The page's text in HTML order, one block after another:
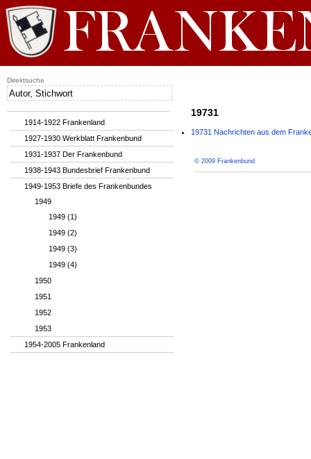
19731
19731 Nachrichten aus dem
© 2009 Frankenbund
1914-1922 Frankenland
1927-1930 Werkblatt Frankenbund
1931-1937 Der Frankenbund
1938-1943 Bundesbrief Frankenbund
1949-1953 Briefe des Frankenbundes
1949
1949 (1)
1949 (2)
1949 (3)
1949 (4)
1950
1951
1952
1953
1954-2005 Frankenland
Direktsuche